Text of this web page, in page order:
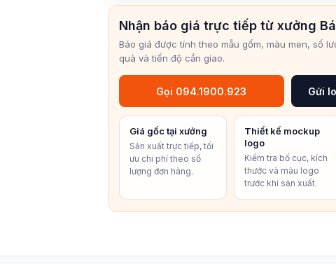
Nhận báo giá trực tiếp từ xưởng
Báo giá được tính theo mẫu gốm, màu men, số
quà và tiến độ cần giao.
Gọi 094.1900.923 Gửi
Giá gốc tại xưởng
Sản xuất trực tiếp, tối
ưu chi phí theo số
lượng đơn hàng.
Thiết kế mockup
logo
Kiểm tra bố cục, kích
thước và màu logo
trước khi sản xuất.